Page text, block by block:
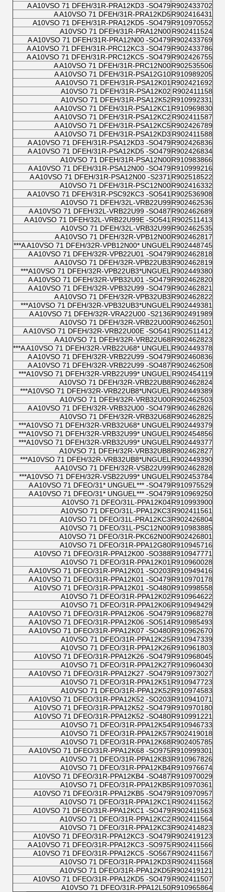
R902433702
A A10VSO 71 DFEH/31R-PRA12KD3 -SO479
R902416431
A A10VSO 71 DFEH/31R-PRA12KD5
R910970552
A10VSO 71 DFEH/31R-PRA12KD5 -SO479
R902411524
A10VSO 71 DFEH/31R-PRA12N00
R902433769
A A10VSO 71 DFEH/31R-PRA12N00 -SO479
R902433786
A A10VSO 71 DFEH/31R-PRC12KC3 -SO479
R902426755
A A10VSO 71 DFEH/31R-PRC12KC5 -SO479
R902535506
A A10VSO 71 DFEH/31R-PRC12N00
R910989205
A A10VSO 71 DFEH/31R-PSA12G10
R902421692
A A10VSO 71 DFEH/31R-PSA12K01
R902411158
A10VSO 71 DFEH/31R-PSA12K02
R910992331
A10VSO 71 DFEH/31R-PSA12K52
R910969830
A A10VSO 71 DFEH/31R-PSA12KC1
R902411587
A A10VSO 71 DFEH/31R-PSA12KC2
R902426789
A A10VSO 71 DFEH/31R-PSA12KC5
R902411588
A A10VSO 71 DFEH/31R-PSA12KD3
R902426836
A A10VSO 71 DFEH/31R-PSA12KD3 -SO479
R902426834
A A10VSO 71 DFEH/31R-PSA12KD5 -SO479
R910983866
A10VSO 71 DFEH/31R-PSA12N00
R910999216
A A10VSO 71 DFEH/31R-PSA12N00 -SO479
R902518522
A A10VSO 71 DFEH/31R-PSA12N00 -S2371
R902416332
A10VSO 71 DFEH/31R-PSC12N00
R902536908
A A10VSO 71 DFEH/31R-PSC92KC3 -SO541
R902462536
A10VSO 71 DFEH/32L-VRB22U99
R902462689
A A10VSO 71 DFEH/32L-VRB22U99 -SO487
R902511413
A A10VSO 71 DFEH/32L-VRB22U99E -SO541
R902462535
A10VSO 71 DFEH/32L-VRB32U99
R902462817
A A10VSO 71 DFEH/32R-VPB12N00
R902448745
A A10VSO 71 DFEH/32R-VPB12N00* UNGUEL***
R902462818
A A10VSO 71 DFEH/32R-VPB22U01 -SO479
R902462819
A A10VSO 71 DFEH/32R-VPB22UB3
R902449380
A10VSO 71 DFEH/32R-VPB22UB3*UNGUEL***
R902462820
A A10VSO 71 DFEH/32R-VPB32U01 -SO479
R902462821
A A10VSO 71 DFEH/32R-VPB32U99 -SO479
R902462822
A A10VSO 71 DFEH/32R-VPB32UB3
R902449381
A10VSO 71 DFEH/32R-VPB32UB3*UNGUEL***
R902491989
A A10VSO 71 DFEH/32R-VRA22U00 -S2136
R902462501
A10VSO 71 DFEH/32R-VRB22U00
R902511412
A A10VSO 71 DFEH/32R-VRB22U00E -SO541
R902462823
A A10VSO 71 DFEH/32R-VRB22U68
R902449378
A A10VSO 71 DFEH/32R-VRB22U68* UNGUEL***
R902460836
A A10VSO 71 DFEH/32R-VRB22U99 -SO479
R902462508
A A10VSO 71 DFEH/32R-VRB22U99 -SO487
R902454119
A10VSO 71 DFEH/32R-VRB22U99* UNGUEL***
R902462824
A10VSO 71 DFEH/32R-VRB22UB8
R902449389
A10VSO 71 DFEH/32R-VRB22UB8*UNGUEL***
R902462503
A10VSO 71 DFEH/32R-VRB32U00
R902462826
A A10VSO 71 DFEH/32R-VRB32U00 -SO479
R902462825
A10VSO 71 DFEH/32R-VRB32U68
R902449379
A10VSO 71 DFEH/32R-VRB32U68* UNGUEL***
R902454856
A10VSO 71 DFEH/32R-VRB32U99* UNGUEL***
R902449377
A10VSO 71 DFEH/32R-VRB32U99* UNGUEL***
R902462827
A10VSO 71 DFEH/32R-VRB32UB8
R902449390
A10VSO 71 DFEH/32R-VRB32UB8*UNGUEL***
R902462828
A A10VSO 71 DFEH/32R-VSB22U99
R902453784
A10VSO 71 DFEH/32R-VSB22U99* UNGUEL***
R910975529
A A10VSO 71 DFEO/31* UNGUEL*** -SO479
R910969250
A A10VSO 71 DFEO/31* UNGUEL*** -SO479
R910993900
A10VSO 71 DFEO/31L-PPA12K04
R902411561
A10VSO 71 DFEO/31L-PPA12KC3
R902426804
A10VSO 71 DFEO/31L-PRA12KC3
R910983885
A10VSO 71 DFEO/31L-PSC12N00
R902426801
A10VSO 71 DFEO/31R-PKC62N00
R910945716
A10VSO 71 DFEO/31R-PPA12G80
R910947771
A10VSO 71 DFEO/31R-PPA12K00 -SO388
R910960028
A10VSO 71 DFEO/31R-PPA12K01
R910949416
A A10VSO 71 DFEO/31R-PPA12K01 -SO203
R910970178
A A10VSO 71 DFEO/31R-PPA12K01 -SO479
R910998558
A10VSO 71 DFEO/31R-PPA12K01 -SO480
R910964622
A10VSO 71 DFEO/31R-PPA12K02
R910949429
A10VSO 71 DFEO/31R-PPA12K06
R910968278
A A10VSO 71 DFEO/31R-PPA12K06 -SO479
R910985493
A A10VSO 71 DFEO/31R-PPA12K06 -SO514
R910962670
A A10VSO 71 DFEO/31R-PPA12K07 -SO480
R910947339
A10VSO 71 DFEO/31R-PPA12K25
R910961803
A10VSO 71 DFEO/31R-PPA12K26
R910968045
A10VSO 71 DFEO/31R-PPA12K26 -SO479
R910960430
A10VSO 71 DFEO/31R-PPA12K27
R910973027
A A10VSO 71 DFEO/31R-PPA12K27 -SO479
R910947723
A10VSO 71 DFEO/31R-PPA12K51
R910974583
A10VSO 71 DFEO/31R-PPA12K52
R910941071
A A10VSO 71 DFEO/31R-PPA12K52 -SO203
R910970180
A10VSO 71 DFEO/31R-PPA12K52 -SO479
R910991221
A10VSO 71 DFEO/31R-PPA12K52 -SO480
R910946733
A10VSO 71 DFEO/31R-PPA12K54
R902419018
A10VSO 71 DFEO/31R-PPA12K57
R902405785
A10VSO 71 DFEO/31R-PPA12K68
R910999301
A A10VSO 71 DFEO/31R-PPA12K68 -SO975
R910967826
A10VSO 71 DFEO/31R-PPA12KB3
R910976674
A10VSO 71 DFEO/31R-PPA12KB4
R910970029
A10VSO 71 DFEO/31R-PPA12KB4 -SO487
R910970361
A10VSO 71 DFEO/31R-PPA12KB5
R910970957
A10VSO 71 DFEO/31R-PPA12KB5 -SO479
R902411562
A10VSO 71 DFEO/31R-PPA12KC1
R902411563
A10VSO 71 DFEO/31R-PPA12KC1 -SO479
R902411564
A10VSO 71 DFEO/31R-PPA12KC2
R902414823
A10VSO 71 DFEO/31R-PPA12KC3
R902419123
A10VSO 71 DFEO/31R-PPA12KC3 -SO479
R902411566
A A10VSO 71 DFEO/31R-PPA12KC3 -SO975
R902411567
A10VSO 71 DFEO/31R-PPA12KC5 -SO567
R902411568
A10VSO 71 DFEO/31R-PPA12KD3
R902419121
A10VSO 71 DFEO/31R-PPA12KD5
R902411507
A10VSO 71 DFEO/31R-PPA12KD5 -SO479
R910965864
A10VSO 71 DFEO/31R-PPA12L50